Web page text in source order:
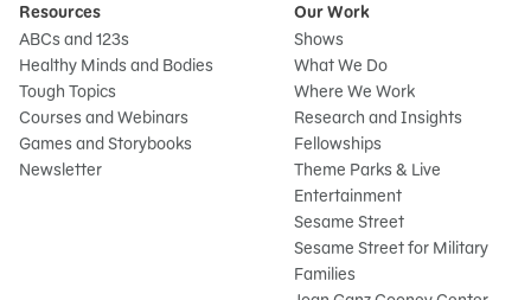
Resources
ABCs and 123s
Healthy Minds and Bodies
Tough Topics
Courses and Webinars
Games and Storybooks
Newsletter
Our Work
Shows
What We Do
Where We Work
Research and Insights
Fellowships
Theme Parks & Live
Entertainment
Sesame Street
Sesame Street for Military
Families